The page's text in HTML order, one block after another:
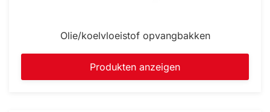
Olie/koelvloeistof opvangbakken
Produkten anzeigen